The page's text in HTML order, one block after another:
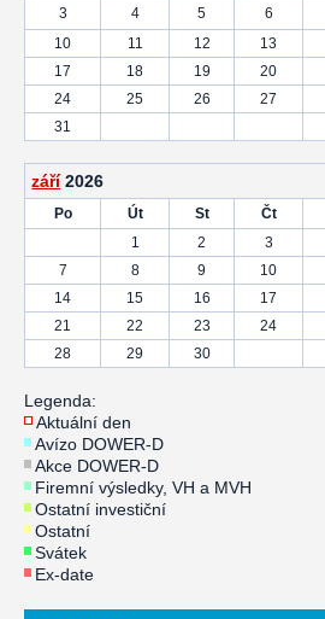
3
4 5 6
10
11 12 13
17
18 19 20
24
25 26 27
31
září 2026
Po Út St Čt
1
2 3
7
8 9 10
14
15 16 17
21
22 23 24
28
29 30
Legenda:
Aktuální den
Avízo DOWER-D
Akce DOWER-D
Firemní výsledky, VH a MVH
Ostatní investiční
Ostatní
Svátek
Ex-date